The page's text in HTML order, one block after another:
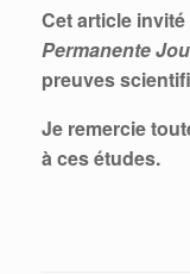
Cet article
Permanente
preuves
Je remercie
à ces études.